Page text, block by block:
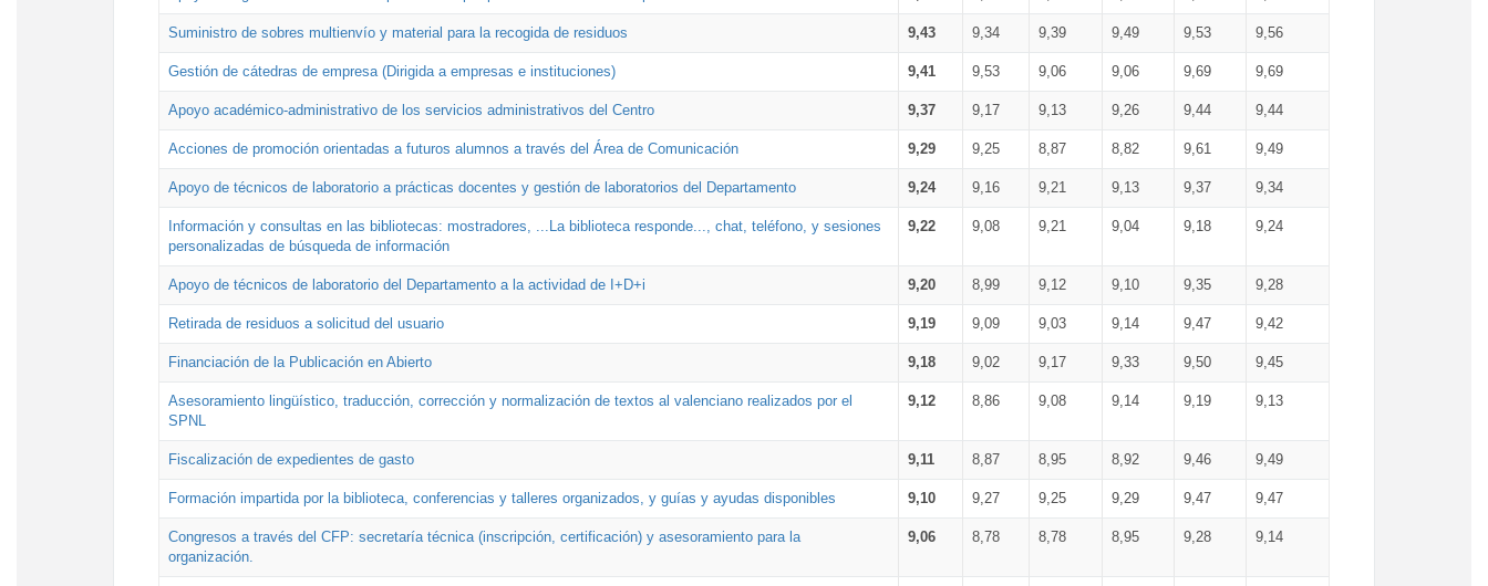
Suministro de sobres multienvío y material para la recogida de residuos 9,43 9,34 9,39 9,49 9,53 9,56
Gestión de cátedras de empresa (Dirigida a empresas e instituciones) 9,41 9,53 9,06 9,06 9,69 9,69
Apoyo académico-administrativo de los servicios administrativos del Centro 9,37 9,17 9,13 9,26 9,44 9,44
Acciones de promoción orientadas a futuros alumnos a través del Área de Comunicación 9,29 9,25 8,87 8,82 9,61 9,49
Apoyo de técnicos de laboratorio a prácticas docentes y gestión de laboratorios del Departamento 9,24 9,16 9,21 9,13 9,37 9,34
Información y consultas en las bibliotecas: mostradores, ...La biblioteca responde..., chat, teléfono, y sesiones
personalizadas de búsqueda de información
9,22 9,08 9,21 9,04 9,18 9,24
Apoyo de técnicos de laboratorio del Departamento a la actividad de I+D+i 9,20 8,99 9,12 9,10 9,35 9,28
Retirada de residuos a solicitud del usuario 9,19 9,09 9,03 9,14 9,47 9,42
Financiación de la Publicación en Abierto 9,18 9,02 9,17 9,33 9,50 9,45
Asesoramiento lingüístico, traducción, corrección y normalización de textos al valenciano realizados por el
SPNL
9,12 8,86 9,08 9,14 9,19 9,13
Fiscalización de expedientes de gasto 9,11 8,87 8,95 8,92 9,46 9,49
Formación impartida por la biblioteca, conferencias y talleres organizados, y guías y ayudas disponibles 9,10 9,27 9,25 9,29 9,47 9,47
Congresos a través del CFP: secretaría técnica (inscripción, certificación) y asesoramiento para la
organización.
9,06 8,78 8,78 8,95 9,28 9,14